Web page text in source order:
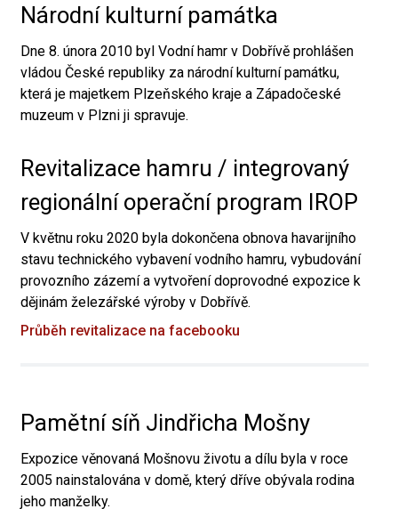
Národní kulturní památka
Dne 8. února 2010 byl Vodní hamr v Dobřívě prohlášen
vládou České republiky za národní kulturní památku,
která je majetkem Plzeňského kraje a Západočeské
muzeum v Plzni ji spravuje.
Revitalizace hamru / integrovaný
regionální operační program IROP
V květnu roku 2020 byla dokončena obnova havarijního
stavu technického vybavení vodního hamru, vybudování
provozního zázemí a vytvoření doprovodné expozice k
dějinám železářské výroby v Dobřívě.
Průběh revitalizace na facebooku
Pamětní síň Jindřicha Mošny
Expozice věnovaná Mošnovu životu a dílu byla v roce
2005 nainstalována v domě, který dříve obývala rodina
jeho manželky.